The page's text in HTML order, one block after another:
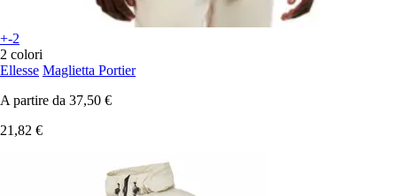
+-2
2 colori
Ellesse Maglietta Portier
A partire da 37,50 €
21,82 €